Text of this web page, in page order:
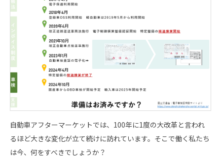
自動車アフターマーケットでは、100年に1度の大改革と言われ
るほど大きな変化が立て続けに訪れています。そこで働く私たち
は今、何をすべきでしょうか？